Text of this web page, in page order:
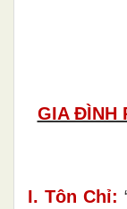
GIA ĐÌNH
I. Tôn Chỉ: